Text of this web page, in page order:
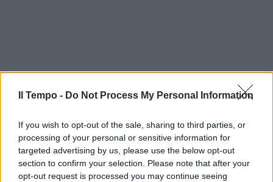
Il Tempo - Do Not Process My Personal Information
If you wish to opt-out of the sale, sharing to third parties, or
processing of your personal or sensitive information for
targeted advertising by us, please use the below opt-out
section to confirm your selection. Please note that after your
opt-out request is processed you may continue seeing